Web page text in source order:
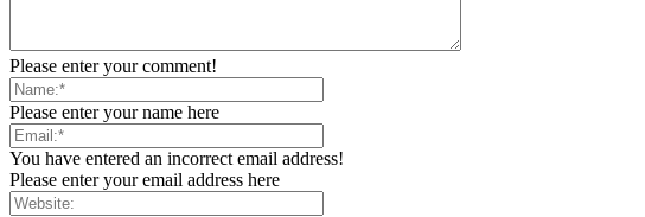
Please enter your comment!
Please enter your name here
You have entered an incorrect email address!
Please enter your email address here